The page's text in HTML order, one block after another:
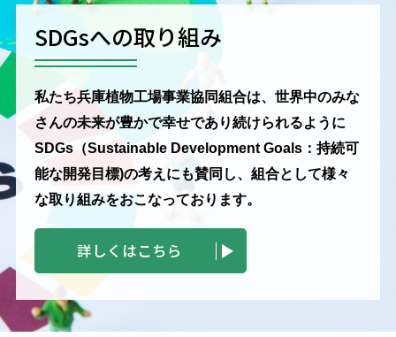
SDGsへの取り組み
私たち兵庫植物工場事業協同組合は、世界中のみな
さんの未来が豊かで幸せであり続けられるように
SDGs（Sustainable Development Goals：持続可
能な開発目標)の考えにも賛同し、組合として様々
な取り組みをおこなっております。
詳しくはこちら